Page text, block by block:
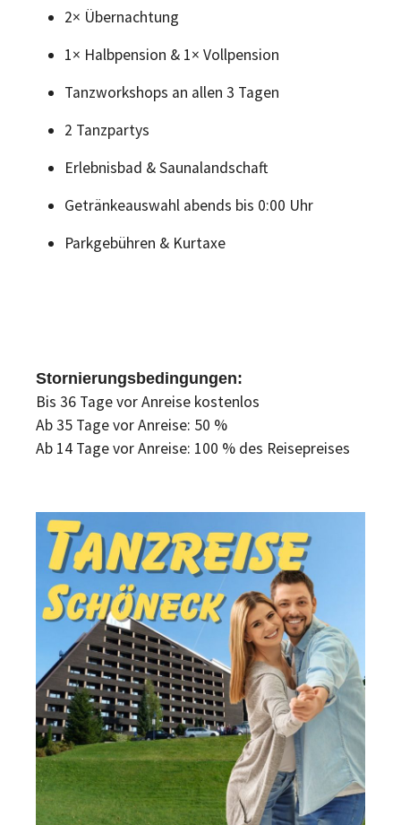
2× Übernachtung
1× Halbpension & 1× Vollpension
Tanzworkshops an allen 3 Tagen
2 Tanzpartys
Erlebnisbad & Saunalandschaft
Getränkeauswahl abends bis 0:00 Uhr
Parkgebühren & Kurtaxe
Stornierungsbedingungen:
Bis 36 Tage vor Anreise kostenlos
Ab 35 Tage vor Anreise: 50 %
Ab 14 Tage vor Anreise: 100 % des Reisepreises